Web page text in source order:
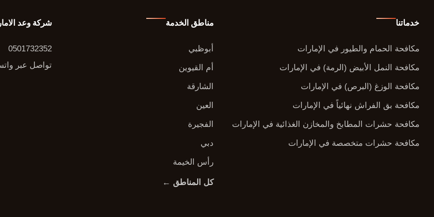
خدماتنا
مكافحة الحمام والطيور في الإمارات
مكافحة النمل الأبيض (الرمة) في الإمارات
مكافحة الوزغ (البرص) في الإمارات
مكافحة بق الفراش نهائياً في الإمارات
مكافحة حشرات المطابخ والمخازن الغذائية في الإمارات
مكافحة حشرات متخصصة في الإمارات
مناطق الخدمة
أبوظبي
أم القيوين
الشارقة
العين
الفجيرة
دبي
رأس الخيمة
كل المناطق ←
شركة وعد
0501732352
تواصل عبر